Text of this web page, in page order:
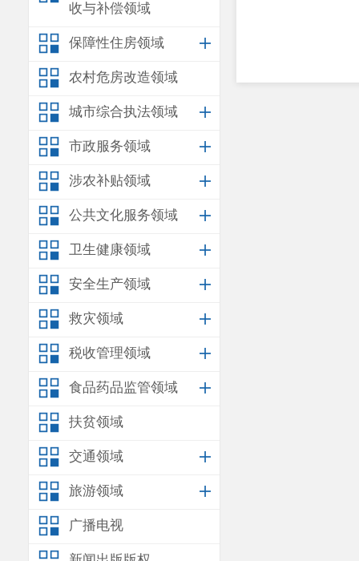
收与补偿领域
保障性住房领域
农村危房改造领域
城市综合执法领域
市政服务领域
涉农补贴领域
公共文化服务领域
卫生健康领域
安全生产领域
救灾领域
税收管理领域
食品药品监管领域
扶贫领域
交通领域
旅游领域
广播电视